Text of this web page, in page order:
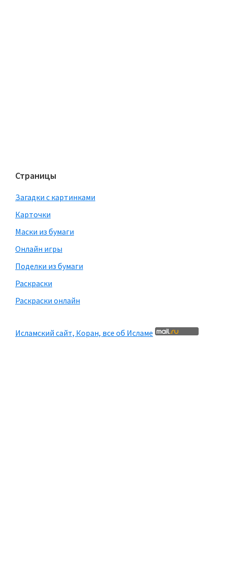
Страницы
Загадки с картинками
Карточки
Маски из бумаги
Онлайн игры
Поделки из бумаги
Раскраски
Раскраски онлайн
Исламский сайт, Коран, все об Исламе